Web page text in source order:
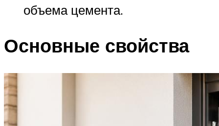
объема цемента.
Основные свойства